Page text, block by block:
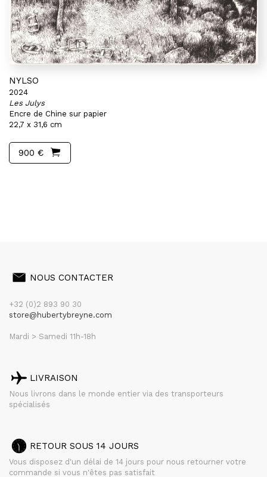
NYLSO
2024
Les Julys
Encre de Chine sur papier
22,7 x 31,6 cm
900 €
NOUS CONTACTER
+32 (0)2 893 90 30
store@hubertybreyne.com
Mardi > Samedi 11h-18h
LIVRAISON
Nous livrons dans le monde entier via des transporteurs
spécialisés
RETOUR SOUS 14 JOURS
Vous disposez d'un délai de 14 jours pour nous retourner votre
commande si vous n'êtes pas satisfait